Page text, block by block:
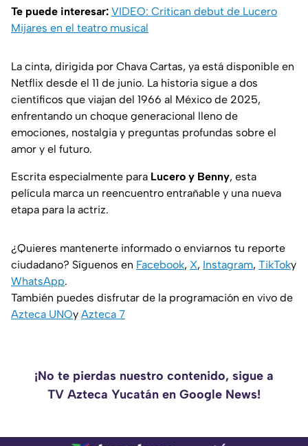
Te puede interesar: VIDEO: Critican debut de Lucero
Mijares en el teatro musical
La cinta, dirigida por Chava Cartas, ya está disponible en
Netflix desde el 11 de junio. La historia sigue a dos
científicos que viajan del 1966 al México de 2025,
enfrentando un choque generacional lleno de
emociones, nostalgia y preguntas profundas sobre el
amor y el futuro.
Escrita especialmente para Lucero y Benny, esta
película marca un reencuentro entrañable y una nueva
etapa para la actriz.
¿Quieres mantenerte informado o enviarnos tu reporte
ciudadano? Síguenos en Facebook, X, Instagram, TikToky
WhatsApp.
También puedes disfrutar de la programación en vivo de
Azteca UNOy Azteca 7
¡No te pierdas nuestro contenido, sigue a
TV Azteca Yucatán en Google News!